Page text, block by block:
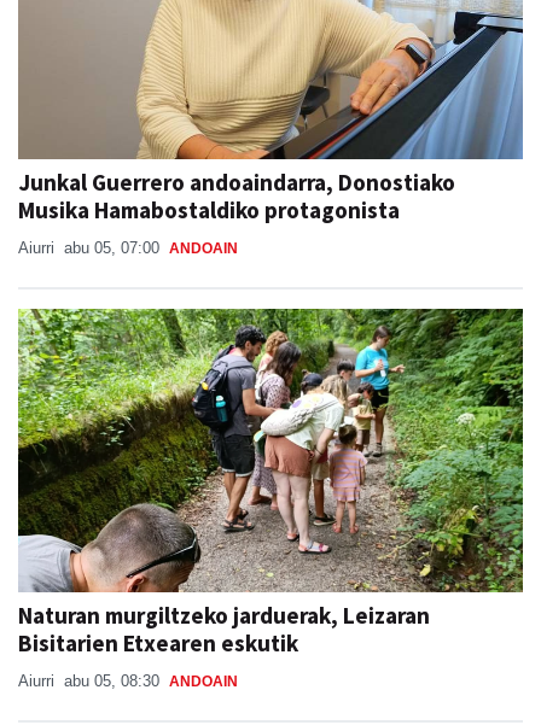
Junkal Guerrero andoaindarra, Donostiako
Musika Hamabostaldiko protagonista
Aiurri abu 05, 07:00 ANDOAIN
Naturan murgiltzeko jarduerak, Leizaran
Bisitarien Etxearen eskutik
Aiurri abu 05, 08:30 ANDOAIN